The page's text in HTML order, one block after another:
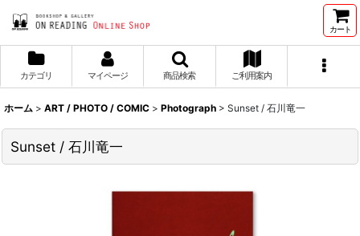
カート
カテゴリ マイページ 商品検索 ご利用案内
ホーム > ART / PHOTO / COMIC > Photograph > Sunset / 石川竜一
Sunset / 石川竜一